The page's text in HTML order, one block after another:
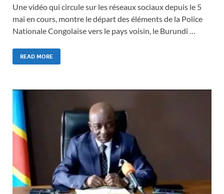
Une vidéo qui circule sur les réseaux sociaux depuis le 5
mai en cours, montre le départ des éléments de la Police
Nationale Congolaise vers le pays voisin, le Burundi …
READ MORE